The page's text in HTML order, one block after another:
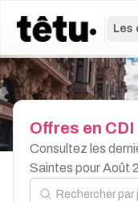
Les
Offres en CDI
Consultez les
Saintes pour Août
Rechercher par